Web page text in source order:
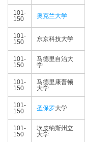
101-
150
奥克兰大学
101-
150
东京科技大学
101-
150
马德里自治大
学
101-
150
马德里康普顿
大学
101-
150
圣保罗大学
101-
150
坎皮纳斯州立
大学